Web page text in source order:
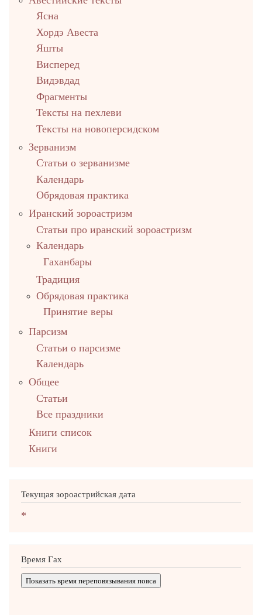
Ясна
Хордэ Авеста
Яшты
Висперед
Видэвдад
Фрагменты
Тексты на пехлеви
Тексты на новоперсидском
Зерванизм
Статьи о зерванизме
Календарь
Обрядовая практика
Иранский зороастризм
Статьи про иранский зороастризм
Календарь
Гаханбары
Традиция
Обрядовая практика
Принятие веры
Парсизм
Статьи о парсизме
Календарь
Общее
Статьи
Все праздники
Книги список
Книги
Текущая зороастрийская дата
*
Время Гах
Показать время переповязывания пояса